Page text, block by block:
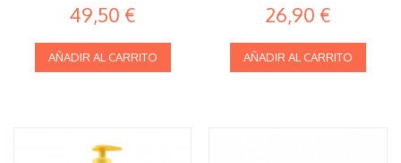
49,50 €
AÑADIR AL CARRITO
26,90 €
AÑADIR AL CARRITO